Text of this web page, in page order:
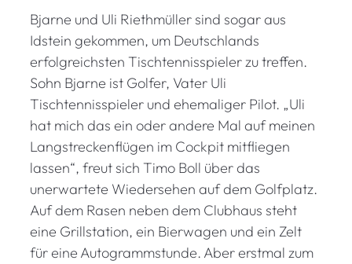
Bjarne und Uli Riethmüller sind sogar aus
Idstein gekommen, um Deutschlands
erfolgreichsten Tischtennisspieler zu treffen.
Sohn Bjarne ist Golfer, Vater Uli
Tischtennisspieler und ehemaliger Pilot. „Uli
hat mich das ein oder andere Mal auf meinen
Langstreckenflügen im Cockpit mitfliegen
lassen“, freut sich Timo Boll über das
unerwartete Wiedersehen auf dem Golfplatz.
Auf dem Rasen neben dem Clubhaus steht
eine Grillstation, ein Bierwagen und ein Zelt
für eine Autogrammstunde. Aber erstmal zum